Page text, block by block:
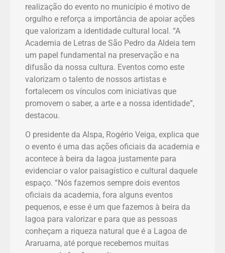
realização do evento no município é motivo de
orgulho e reforça a importância de apoiar ações
que valorizam a identidade cultural local. “A
Academia de Letras de São Pedro da Aldeia tem
um papel fundamental na preservação e na
difusão da nossa cultura. Eventos como este
valorizam o talento de nossos artistas e
fortalecem os vínculos com iniciativas que
promovem o saber, a arte e a nossa identidade”,
destacou.
O presidente da Alspa, Rogério Veiga, explica que
o evento é uma das ações oficiais da academia e
acontece à beira da lagoa justamente para
evidenciar o valor paisagístico e cultural daquele
espaço. “Nós fazemos sempre dois eventos
oficiais da academia, fora alguns eventos
pequenos, e esse é um que fazemos à beira da
lagoa para valorizar e para que as pessoas
conheçam a riqueza natural que é a Lagoa de
Araruama, até porque recebemos muitas